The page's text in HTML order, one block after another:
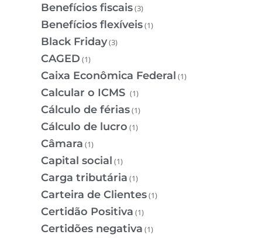
Benefícios fiscais(3)
Benefícios flexíveis(1)
Black Friday(3)
CAGED (1)
Caixa Econômica Federal (1)
Calcular o ICMS (1)
Cálculo de férias(1)
Cálculo de lucro (1)
Câmara (1)
Capital social (1)
Carga tributária (1)
Carteira de Clientes(1)
Certidão Positiva (1)
Certidões negativa (1)